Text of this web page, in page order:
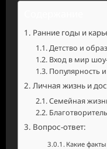
Ранние годы и
Детство и
Вход в мир
Популярность
Личная жизнь и
Семейная
Вопрос-ответ:
Какие